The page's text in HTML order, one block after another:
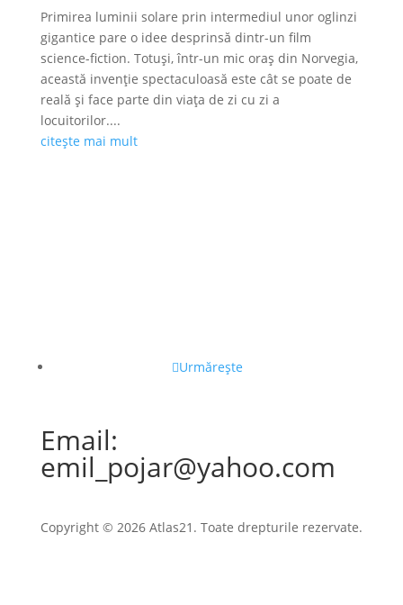
Primirea luminii solare prin intermediul unor oglinzi
gigantice pare o idee desprinsă dintr-un film
science-fiction. Totuși, într-un mic oraș din Norvegia,
această invenție spectaculoasă este cât se poate de
reală și face parte din viața de zi cu zi a
locuitorilor....
citește mai mult
Urmărește
Email:
emil_pojar@yahoo.com
Copyright © 2026 Atlas21. Toate drepturile rezervate.